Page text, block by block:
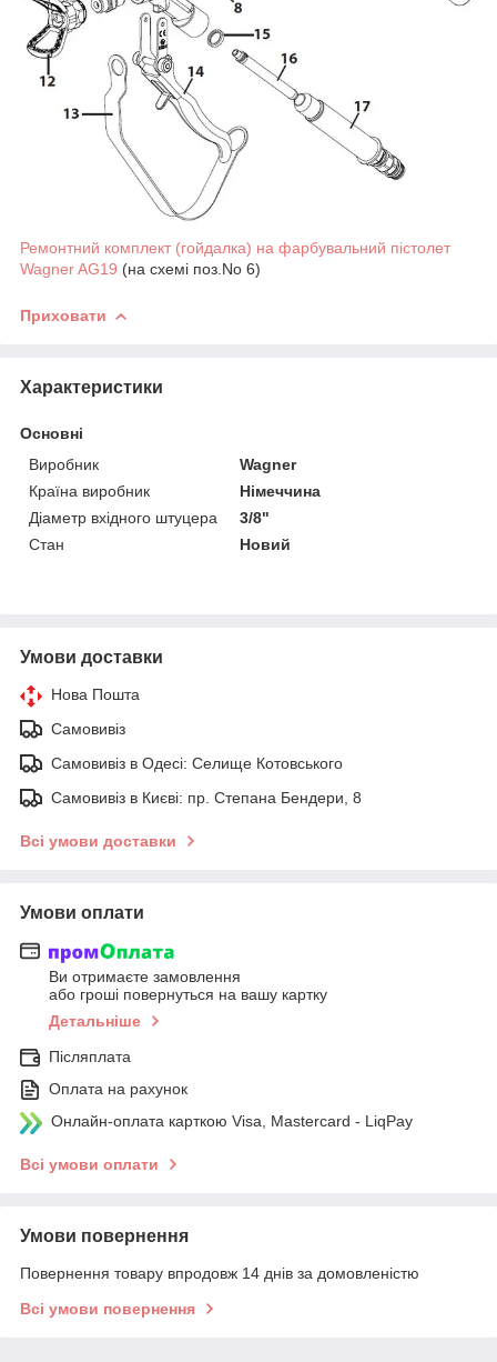
Ремонтний комплект (гойдалка) на фарбувальний пістолет
Wagner AG19 (на схемі поз.No 6)
Приховати
Характеристики
Основні
Виробник
Wagner
Країна виробник
Німеччина
Діаметр вхідного штуцера
3/8"
Стан
Новий
Умови доставки
Нова Пошта
Самовивіз
Самовивіз в Одесі: Селище Котовського
Самовивіз в Києві: пр. Степана Бендери, 8
Всі умови доставки
Умови оплати
Ви отримаєте замовлення
або гроші повернуться на вашу картку
Детальніше
Післяплата
Оплата на рахунок
Онлайн-оплата карткою Visa, Mastercard - LiqPay
Всі умови оплати
Умови повернення
Повернення товару впродовж 14 днів за домовленістю
Всі умови повернення